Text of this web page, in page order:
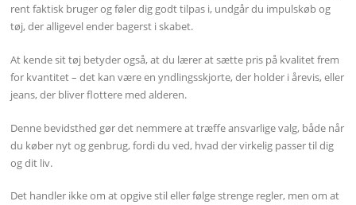
rent faktisk bruger og føler dig godt tilpas i, undgår du impulskøb og
tøj, der alligevel ender bagerst i skabet.
At kende sit tøj betyder også, at du lærer at sætte pris på kvalitet frem
for kvantitet – det kan være en yndlingsskjorte, der holder i årevis, eller
jeans, der bliver flottere med alderen.
Denne bevidsthed gør det nemmere at træffe ansvarlige valg, både når
du køber nyt og genbrug, fordi du ved, hvad der virkelig passer til dig
og dit liv.
Det handler ikke om at opgive stil eller følge strenge regler, men om at